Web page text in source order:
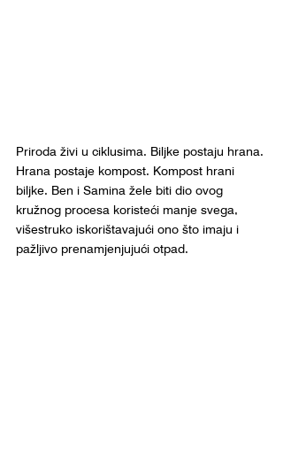
Priroda živi u ciklusima. Biljke postaju hrana.
Hrana postaje kompost. Kompost hrani
biljke. Ben i Samina žele biti dio ovog
kružnog procesa koristeći manje svega,
višestruko iskorištavajući ono što imaju i
pažljivo prenamjenjujući otpad.